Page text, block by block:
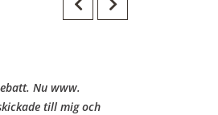
Nu www.
till mig och